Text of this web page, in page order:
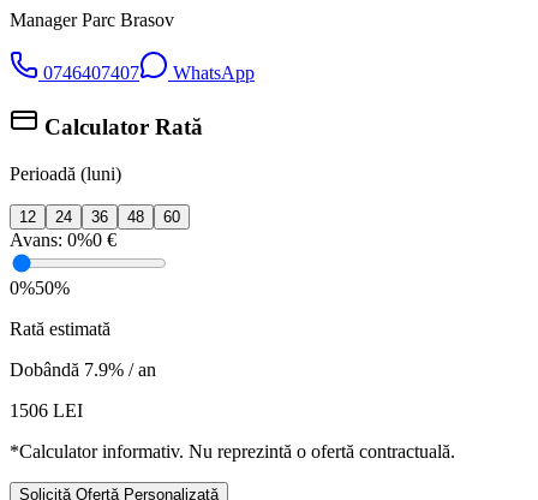
Manager Parc Brasov
0746407407 WhatsApp
Calculator Rată
Perioadă (luni)
12 24 36 48 60
Avans: 0%0 €
0%50%
Rată estimată
Dobândă 7.9% / an
1506 LEI
*Calculator informativ. Nu reprezintă o ofertă contractuală.
Solicită Ofertă Personalizată